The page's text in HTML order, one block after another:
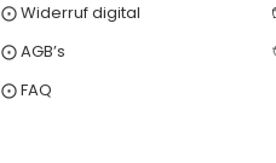
⨀ Widerruf digital
⨀ AGB’s
⨀ FAQ